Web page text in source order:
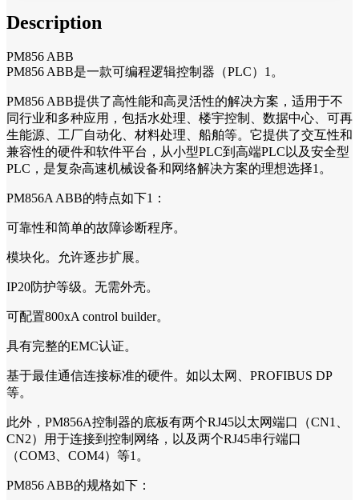
Description
PM856 ABB
PM856 ABB是一款可编程逻辑控制器（PLC）1。
PM856 ABB提供了高性能和高灵活性的解决方案，适用于不
同行业和多种应用，包括水处理、楼宇控制、数据中心、可再
生能源、工厂自动化、材料处理、船舶等。它提供了交互性和
兼容性的硬件和软件平台，从小型PLC到高端PLC以及安全型
PLC，是复杂高速机械设备和网络解决方案的理想选择1。
PM856A ABB的特点如下1：
可靠性和简单的故障诊断程序。
模块化。允许逐步扩展。
IP20防护等级。无需外壳。
可配置800xA control builder。
具有完整的EMC认证。
基于最佳通信连接标准的硬件。如以太网、PROFIBUS DP
等。
此外，PM856A控制器的底板有两个RJ45以太网端口（CN1、
CN2）用于连接到控制网络，以及两个RJ45串行端口
（COM3、COM4）等1。
PM856 ABB的规格如下：